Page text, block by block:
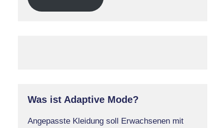
Was ist Adaptive Mode?
Angepasste Kleidung soll Erwachsenen mit